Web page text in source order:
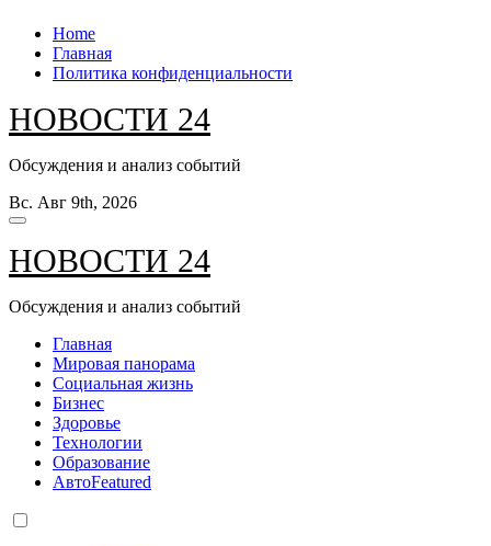
Перейти
содержанию
Home
Главная
Политика конфиденциальности
НОВОСТИ 24
Обсуждения и анализ событий
Вс. Авг 9th, 2026
НОВОСТИ 24
Обсуждения и анализ событий
Главная
Мировая панорама
Социальная жизнь
Бизнес
Здоровье
Технологии
Образование
АвтоFeatured